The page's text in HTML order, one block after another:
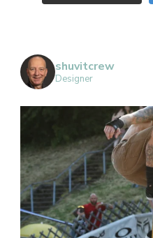
shuvitcrew
Designer